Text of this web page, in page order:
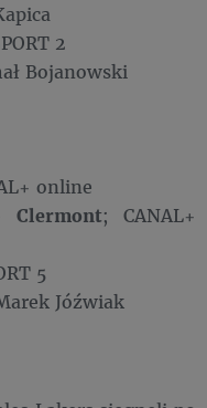
2
Bojanowski
online
Clermont; CANAL+
5
Jóźwiak